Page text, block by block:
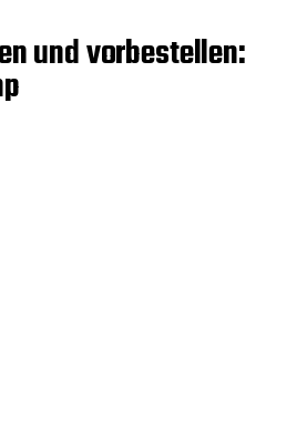
und vorbestellen: